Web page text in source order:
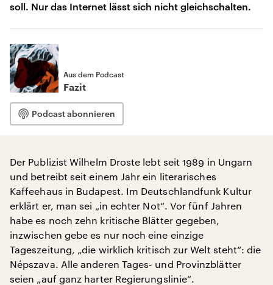
soll. Nur das Internet lässt sich nicht gleichschalten.
Aus dem Podcast
Fazit
Podcast abonnieren
Der Publizist Wilhelm Droste lebt seit 1989 in Ungarn
und betreibt seit einem Jahr ein literarisches
Kaffeehaus in Budapest. Im Deutschlandfunk Kultur
erklärt er, man sei „in echter Not“. Vor fünf Jahren
habe es noch zehn kritische Blätter gegeben,
inzwischen gebe es nur noch eine einzige
Tageszeitung, „die wirklich kritisch zur Welt steht“: die
Népszava. Alle anderen Tages- und Provinzblätter
seien „auf ganz harter Regierungslinie“.